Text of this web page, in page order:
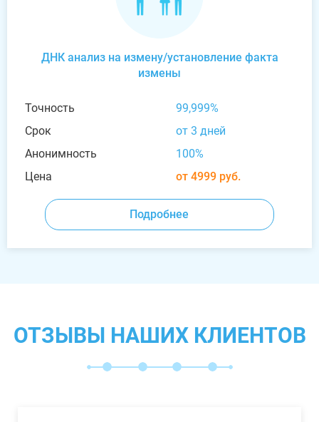
ДНК анализ на измену/установление факта
измены
Точность
99,999%
Срок
от 3 дней
Анонимность
100%
Цена
от 4999 руб.
Подробнее
ОТЗЫВЫ НАШИХ КЛИЕНТОВ